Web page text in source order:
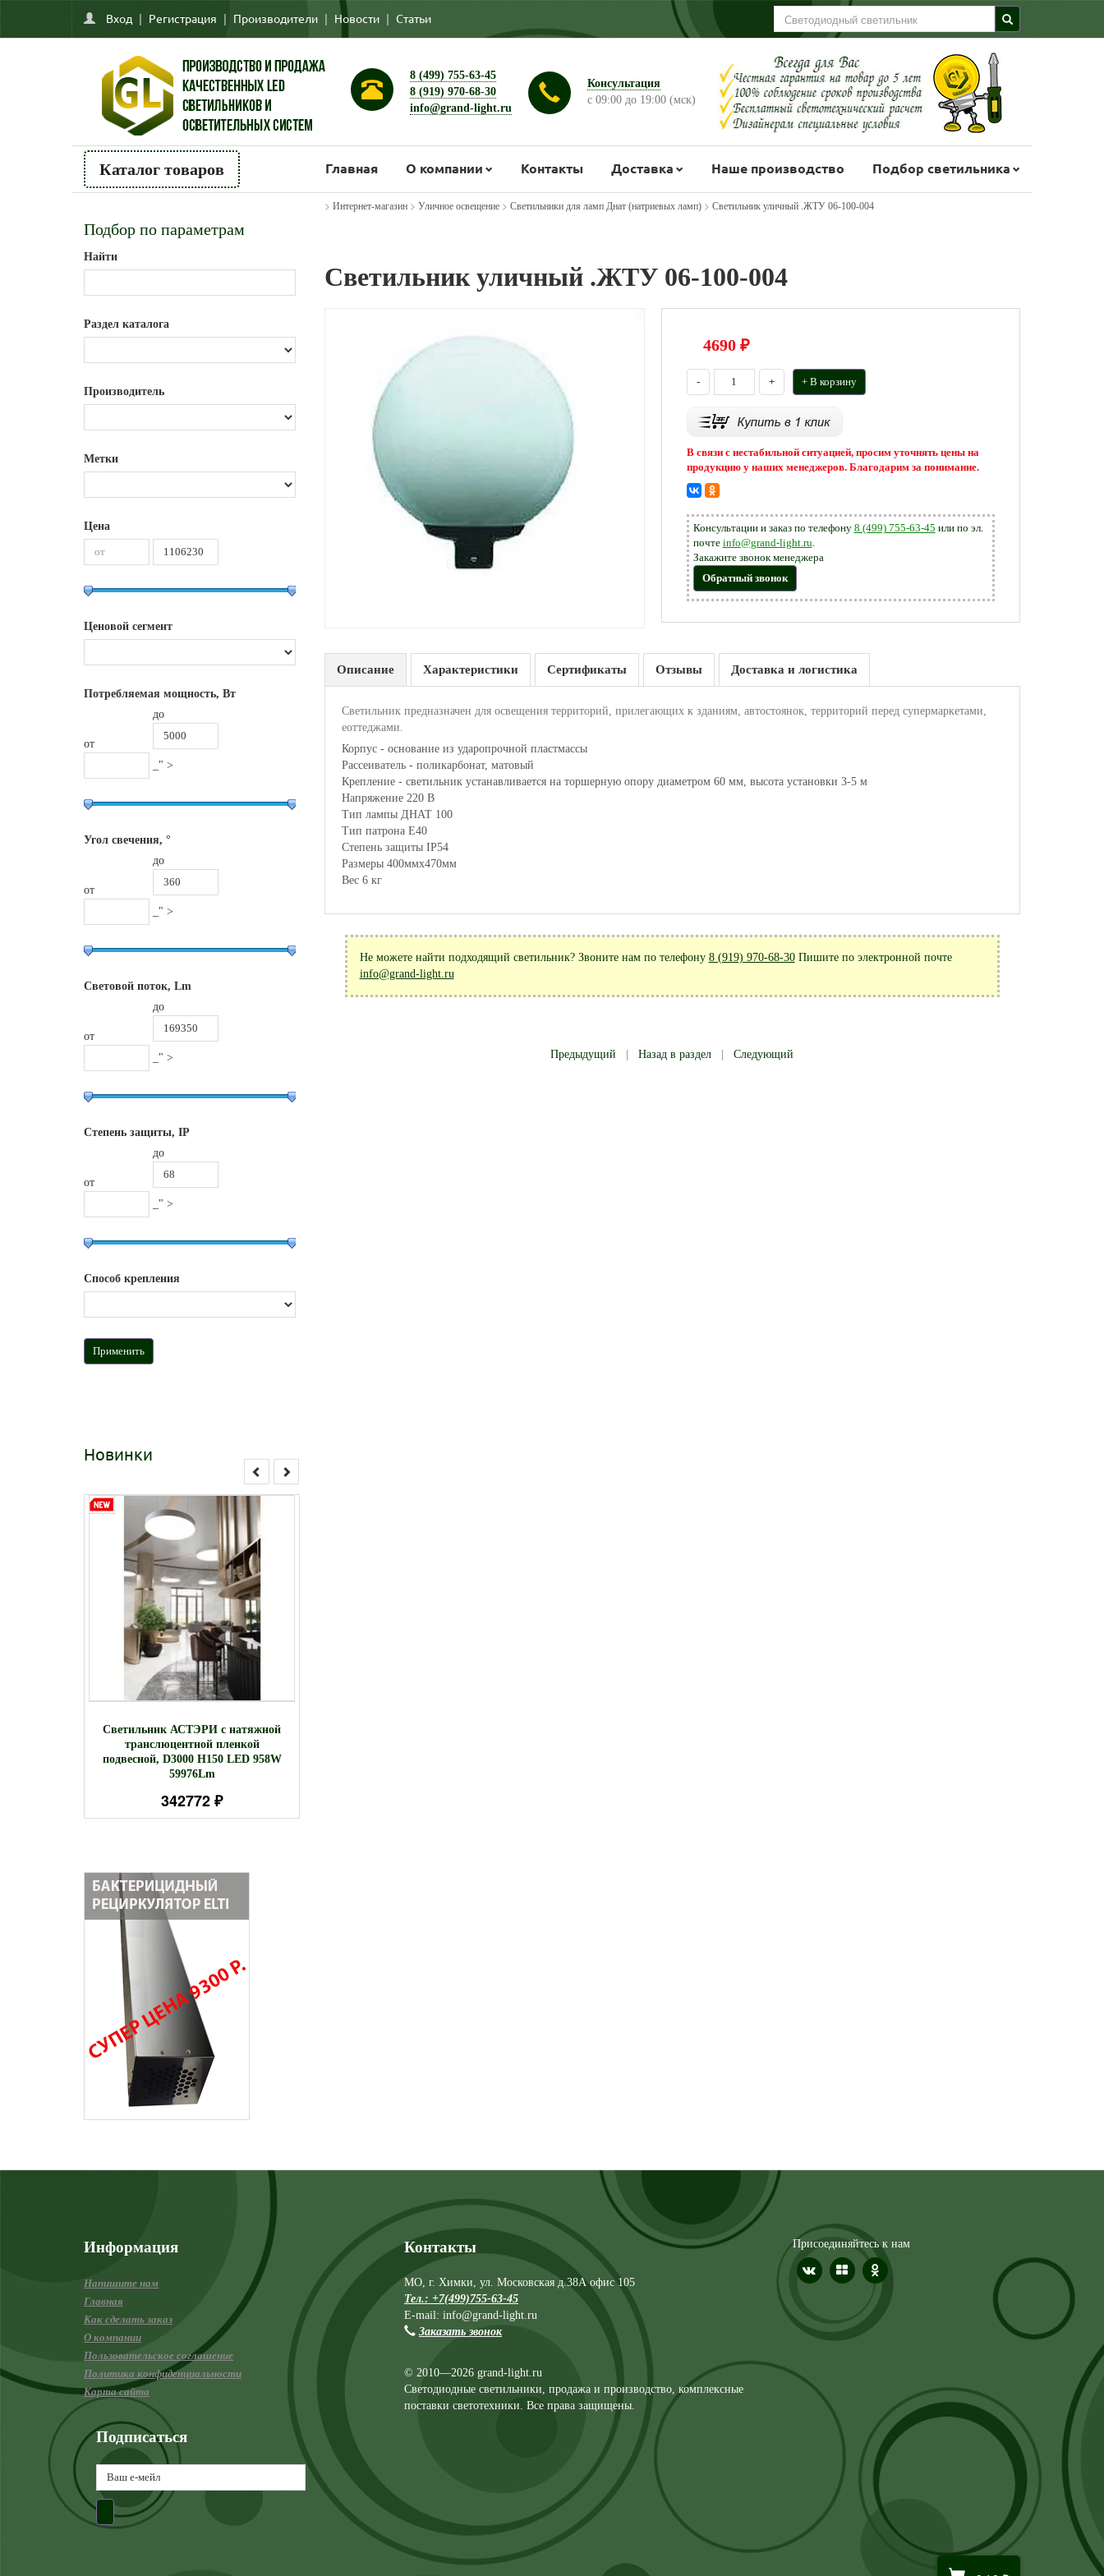
Вход | Регистрация | Производители | Новости | Статьи
8 (499) 755-63-45
8 (919) 970-68-30
info@grand-light.ru
Консультация
с 09:00 до 19:00 (мск)
Каталог товаров Главная О компании Контакты Доставка Наше производство Подбор светильника
Подбор по параметрам
Найти
Раздел каталога
Производитель
Метки
Цена
Ценовой сегмент
Потребляемая мощность, Вт
от
до
_" >
Угол свечения, °
от
до
_" >
Световой поток, Lm
от
до
_" >
Степень защиты, IP
от
до
_" >
Способ крепления
Новинки
Светильник АСТЭРИ c натяжной
транслюцентной пленкой
подвесной, D3000 H150 LED 958W
59976Lm
342772 ₽
> Интернет-магазин> Уличное освещение> Светильники для ламп Днат (натриевых ламп)> Светильник уличный .ЖТУ 06-100-004
Светильник уличный .ЖТУ 06-100-004
4690₽
- + + В корзину
В связи с нестабильной ситуацией, просим уточнять цены на
продукцию у наших менеджеров. Благодарим за понимание.
Консультации и заказ по телефону 8 (499) 755-63-45 или по эл.
почте info@grand-light.ru.
Закажите звонок менеджера
Обратный звонок
Описание Характеристики Сертификаты Отзывы Доставка и логистика
Светильник предназначен для освещения территорий, прилегающих к зданиям, автостоянок, территорий перед супермаркетами,
еоттеджами.
Корпус - основание из ударопрочной пластмассы
Рассеиватель - поликарбонат, матовый
Крепление - светильник устанавливается на торшерную опору диаметром 60 мм, высота установки 3-5 м
Напряжение 220 В
Тип лампы ДНАТ 100
Тип патрона Е40
Степень защиты IP54
Размеры 400ммх470мм
Вес 6 кг
Не можете найти подходящий светильник? Звоните нам по телефону 8 (919) 970-68-30Пишите по электронной почте
info@grand-light.ru
Предыдущий |Назад в раздел |Следующий
Информация
Напишите нам
Главная
Как сделать заказ
О компании
Пользовательское соглашение
Политика конфиденциальности
Карта сайта
Контакты
МО, г. Химки, ул. Московская д.38А офис 105
Тел.: +7(499)755-63-45
E-mail: info@grand-light.ru
Заказать звонок
© 2010—2026 grand-light.ru
Светодиодные светильники, продажа и производство, комплексные
поставки светотехники. Все права защищены.
Присоединяйтесь к нам
Подписаться